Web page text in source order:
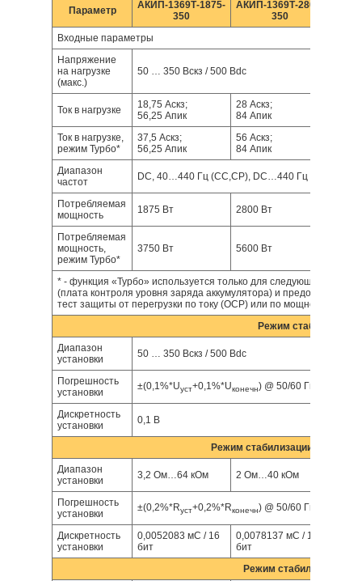
Параметр
АКИП-1369Т-1875-
350
АКИП-1369Т-2800-
350
Входные параметры
Напряжение
на нагрузке
(макс.)
50 … 350 Вскз / 500 Вdc
Ток в нагрузке
18,75 Аскз;
56,25 Апик
28 Аскз;
84 Апик
Ток в нагрузке,
режим Турбо*
37,5 Аскз;
56,25 Апик
56 Аскз;
84 Апик
Диапазон
частот
DC, 40…440 Гц (CC,CP), DC…440 Гц
Потребляемая
мощность
1875 Вт 2800 Вт
Потребляемая
мощность,
режим Турбо*
3750 Вт 5600 Вт
* - функция «Турбо» используется только для следующих
(плата контроля уровня заряда аккумулятора) и
тест защиты от перегрузки по току (OCP) или по мощности (OPP).
Режим
Диапазон
установки
50 … 350 Вскз / 500 Вdc
Погрешность
установки
±(0,1%*Uуст+0,1%*Uконечн) @ 50/60 Гц
Дискретность
установки
0,1 В
Режим стабилизации
Диапазон
установки
3,2 Ом…64 кОм 2 Ом…40 кОм
Погрешность
установки
±(0,2%*Rуст+0,2%*Rконечн) @ 50/60 Гц
Дискретность
установки
0,0052083 мС / 16
бит
0,0078137 мС / 16
бит
Режим стабилизации